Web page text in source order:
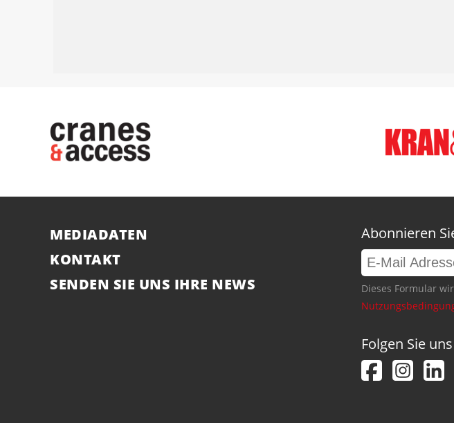
MEDIADATEN
KONTAKT
SENDEN SIE UNS IHRE NEWS
Abonnieren
Dieses Formular
Folgen Sie